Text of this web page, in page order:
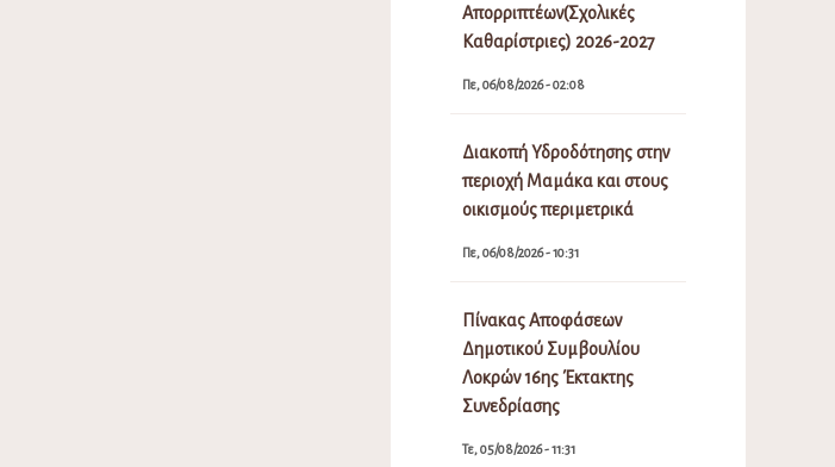
Απορριπτέων(Σχολικές
Καθαρίστριες) 2026-2027
Πε, 06/08/2026 - 02:08
Διακοπή Υδροδότησης στην
περιοχή Μαμάκα και στους
οικισμούς περιμετρικά
Πε, 06/08/2026 - 10:31
Πίνακας Αποφάσεων
Δημοτικού Συμβουλίου
Λοκρών 16ης Έκτακτης
Συνεδρίασης
Τε, 05/08/2026 - 11:31